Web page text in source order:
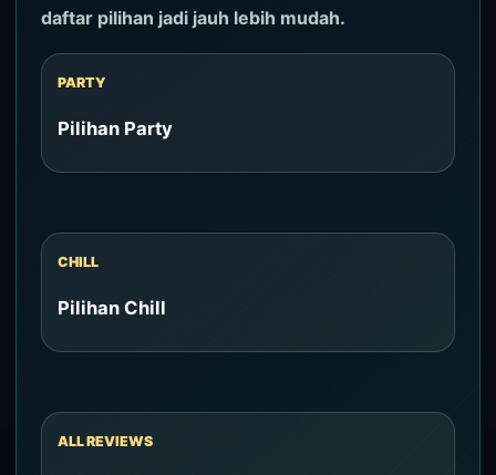
daftar pilihan jadi jauh lebih mudah.
PARTY
Pilihan Party
CHILL
Pilihan Chill
ALL REVIEWS